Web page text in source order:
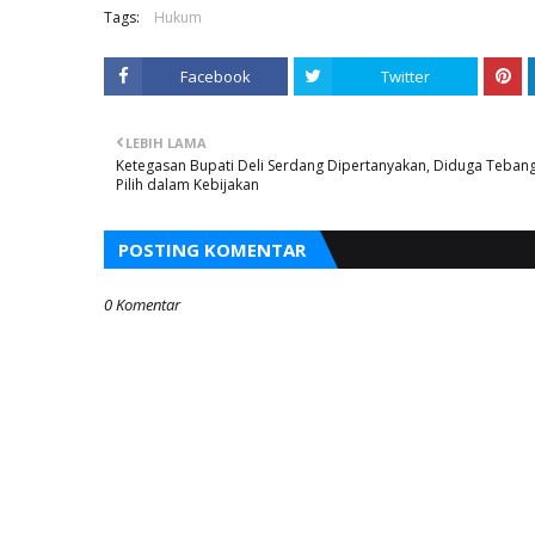
Tags: Hukum
Facebook Twitter
LEBIH LAMA
Ketegasan Bupati Deli Serdang Dipertanyakan, Diduga
Pilih dalam Kebijakan
POSTING KOMENTAR
0 Komentar